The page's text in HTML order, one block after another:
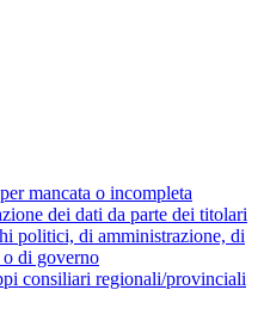
mancata o incompleta
dei dati da parte dei titolari
politici, di amministrazione, di
di governo
consiliari regionali/provinciali